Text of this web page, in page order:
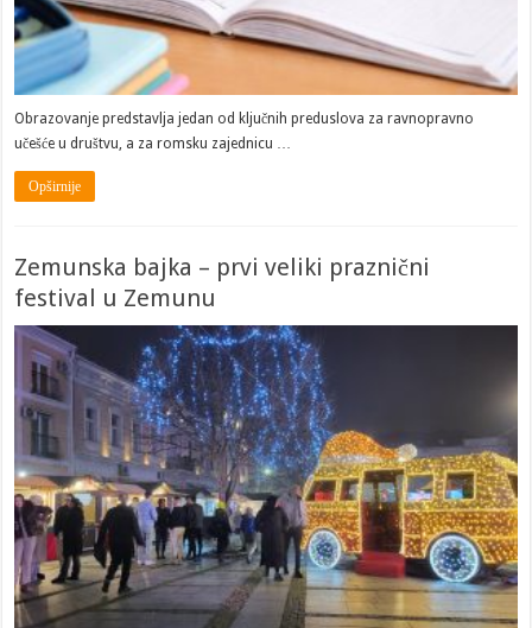
Obrazovanje predstavlja jedan od ključnih preduslova za ravnopravno
učešće u društvu, a za romsku zajednicu …
Opširnije
Zemunska bajka – prvi veliki praznični
festival u Zemunu